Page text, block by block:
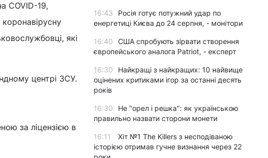
COVID-19,
які
центрі ЗСУ.
за ліцензією в
16:43
Росія готує потужний удар по
енергетиці Києва до 24 серпня, - монітори
16:40
США спробують зірвати створення
європейського аналога Patriot, - експерт
16:30
Найкращі з найкращих: 10 найвище
оцінених критиками ігор за останні десять
років
16:30
Не "орел і решка": як українською
правильно назвати сторони монети
16:11
Хіт №1 The Killers з несподіваною
історією отримав гучне визнання через 22